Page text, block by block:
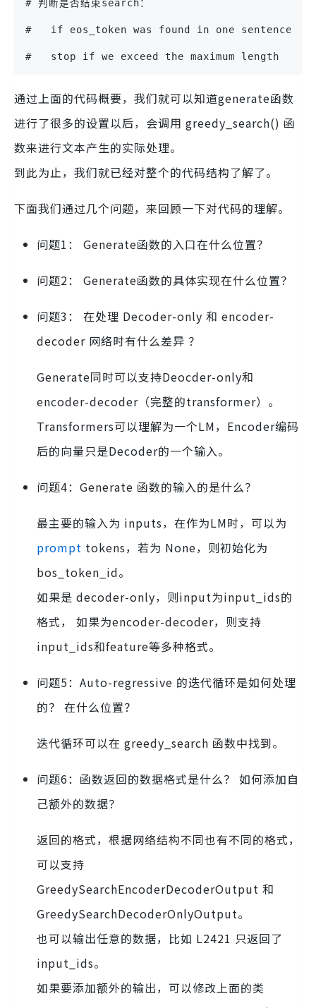
# 判断是否结束search：
#   if eos_token was found in one sentence,
#   stop if we exceed the maximum length
通过上面的代码概要，我们就可以知道generate函数
进行了很多的设置以后，会调用 greedy_search() 函
数来进行文本产生的实际处理。
到此为止，我们就已经对整个的代码结构了解了。
下面我们通过几个问题，来回顾一下对代码的理解。
问题1： Generate函数的入口在什么位置？
问题2： Generate函数的具体实现在什么位置？
问题3： 在处理 Decoder-only 和 encoder-
decoder 网络时有什么差异 ？
Generate同时可以支持Deocder-only和
encoder-decoder（完整的transformer）。
Transformers可以理解为一个LM，Encoder编码
后的向量只是Decoder的一个输入。
问题4：Generate 函数的输入的是什么？
最主要的输入为 inputs，在作为LM时，可以为
prompt tokens，若为 None，则初始化为
bos_token_id。
如果是 decoder-only，则input为input_ids的
格式， 如果为encoder-decoder，则支持
input_ids和feature等多种格式。
问题5：Auto-regressive 的迭代循环是如何处理
的？ 在什么位置？
迭代循环可以在 greedy_search 函数中找到。
问题6：函数返回的数据格式是什么？ 如何添加自
己额外的数据？
返回的格式，根据网络结构不同也有不同的格式，
可以支持
GreedySearchEncoderDecoderOutput 和
GreedySearchDecoderOnlyOutput。
也可以输出任意的数据，比如 L2421 只返回了
input_ids。
如果要添加额外的输出，可以修改上面的类